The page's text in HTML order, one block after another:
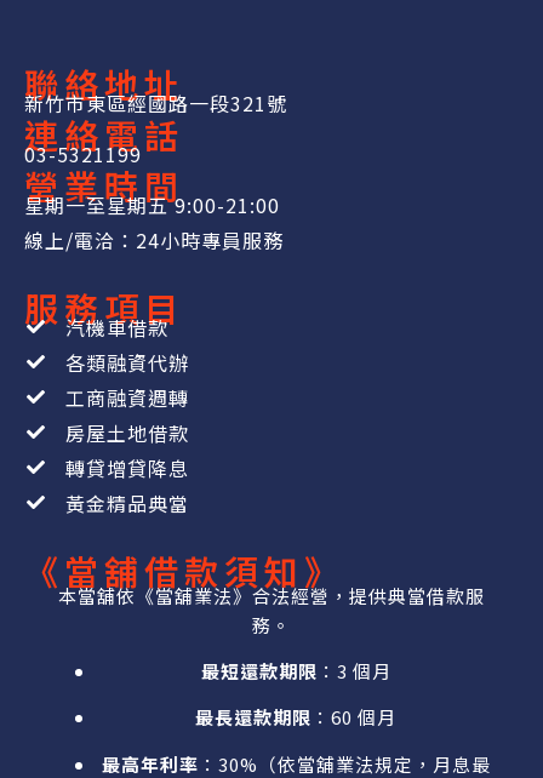
聯絡地址
新竹市東區經國路一段321號
連絡電話
03-5321199
營業時間
星期一至星期五 9:00-21:00
線上/電洽：24小時專員服務
服務項目
汽機車借款
各類融資代辦
工商融資週轉
房屋土地借款
轉貸增貸降息
黃金精品典當
《當舖借款須知》
本當舖依《當舖業法》合法經營，提供典當借款服
務。
最短還款期限 ：3 個月
最長還款期限 ：60 個月
最高年利率 ：30%（依當舖業法規定，月息最